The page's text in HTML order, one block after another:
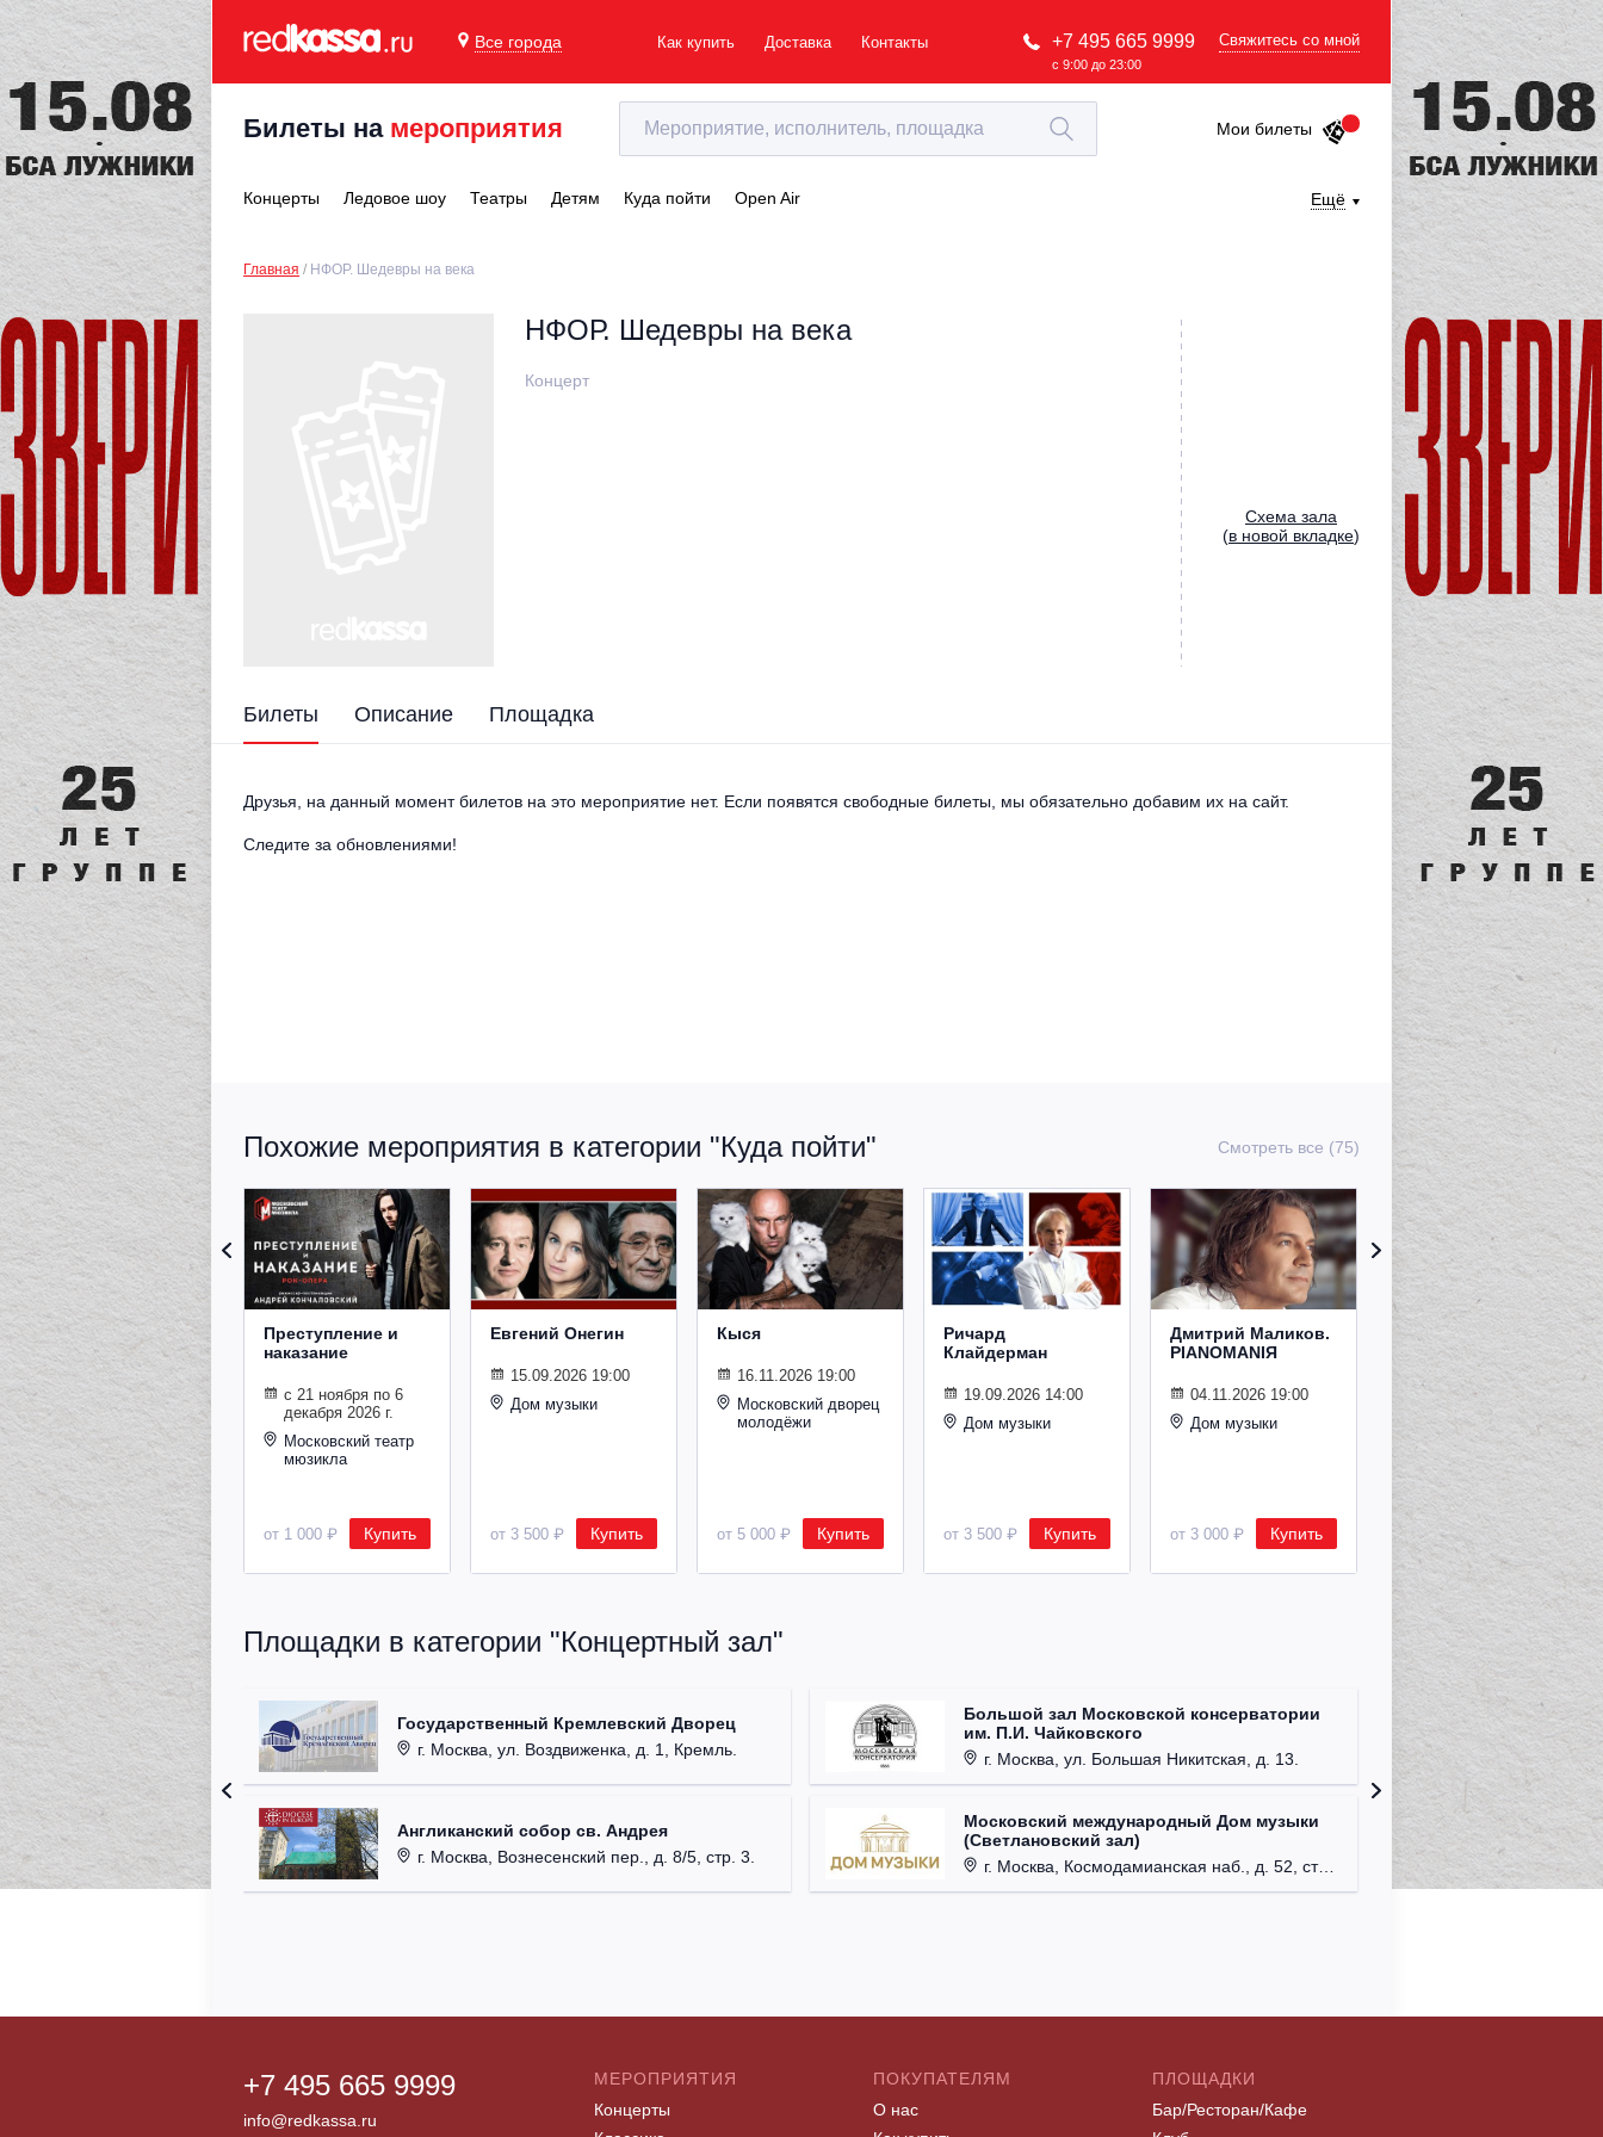
Все города Как купить Доставка Контакты +7 495 665 9999
с 9:00 до 23:00
Свяжитесь со мной
Билеты на мероприятия Мои билеты
Концерты Ледовое шоу Театры Детям Куда пойти Open Air Ещё
Главная НФОР. Шедевры на века
НФОР. Шедевры на века
Концерт
Cхема зала
(в новой вкладке)
Билеты Описание Площадка
Друзья, на данный момент билетов на это мероприятие нет. Если появятся свободные билеты, мы обязательно добавим их на сайт.
Следите за обновлениями!
Похожие мероприятия в категории "Куда пойти" Смотреть все (75)
Преступление и
наказание
с 21 ноября по 6
декабря 2026 г.
Московский театр
мюзикла
от 1 000 ₽ Купить
Евгений Онегин
15.09.2026 19:00
Дом музыки
от 3 500 ₽ Купить
Кыся
16.11.2026 19:00
Московский дворец
молодёжи
от 5 000 ₽ Купить
Ричард
Клайдерман
19.09.2026 14:00
Дом музыки
от 3 500 ₽ Купить
Дмитрий Маликов.
PIANOMANIЯ
04.11.2026 19:00
Дом музыки
от 3 000 ₽ Купить
Рождественский
концерт
Владимира
Спивакова
24.12.2026 19:00
Дом музыки
от 8 500 ₽ Купить
Площадки в категории "Концертный зал"
Государственный Кремлевский Дворец
г. Москва, ул. Воздвиженка, д. 1, Кремль.
Англиканский собор св. Андрея
г. Москва, Вознесенский пер., д. 8/5, стр. 3.
Большой зал Московской консерватории
им. П.И. Чайковского
г. Москва, ул. Большая Никитская, д. 13.
Московский международный Дом музыки
(Светлановский зал)
г. Москва, Космодамианская наб., д. 52, стр. 8.
г.
Клуб
г.
+7 495 665 9999
info@redkassa.ru
МЕРОПРИЯТИЯ
Концерты
ПОКУПАТЕЛЯМ
О нас
ПЛОЩАДКИ
Бар/Ресторан/Кафе